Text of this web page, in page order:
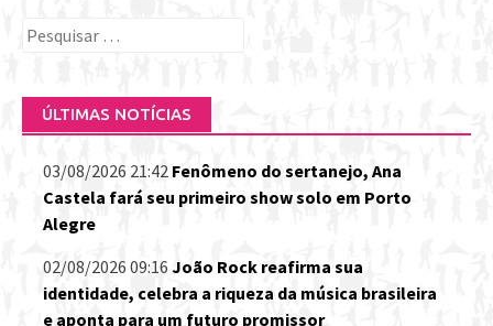
Pesquisar
ÚLTIMAS NOTÍCIAS
03/08/2026 21:42 Fenômeno do sertanejo, Ana
Castela fará seu primeiro show solo em Porto
Alegre
02/08/2026 09:16 João Rock reafirma sua
identidade, celebra a riqueza da música brasileira
e aponta para um futuro promissor